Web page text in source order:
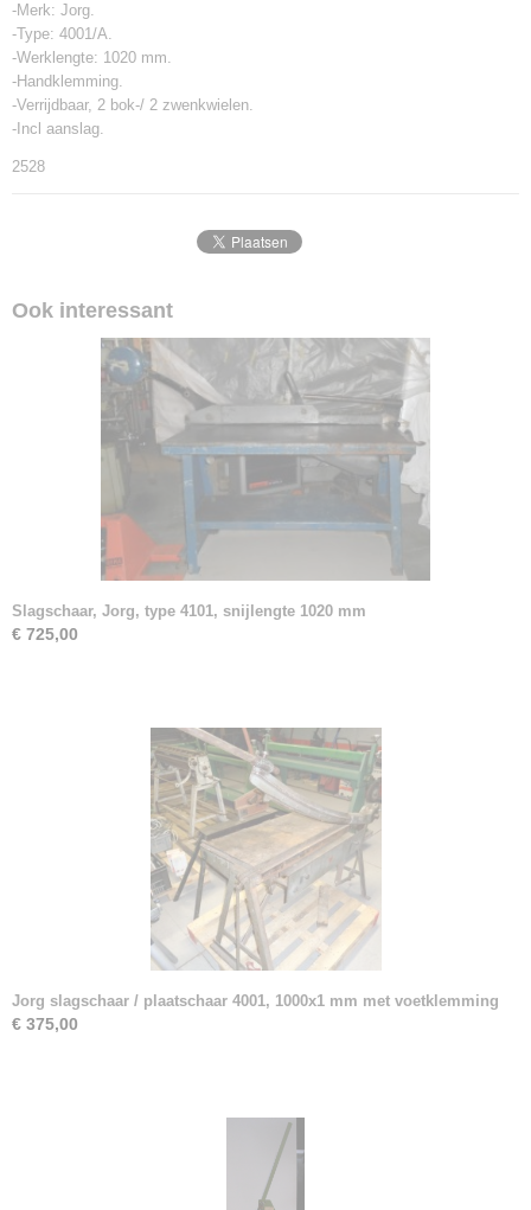
-Merk: Jorg.
-Type: 4001/A.
-Werklengte: 1020 mm.
-Handklemming.
-Verrijdbaar, 2 bok-/ 2 zwenkwielen.
-Incl aanslag.
2528
Ook interessant
Slagschaar, Jorg, type 4101, snijlengte 1020 mm
€ 725,00
Jorg slagschaar / plaatschaar 4001, 1000x1 mm met voetklemming
€ 375,00